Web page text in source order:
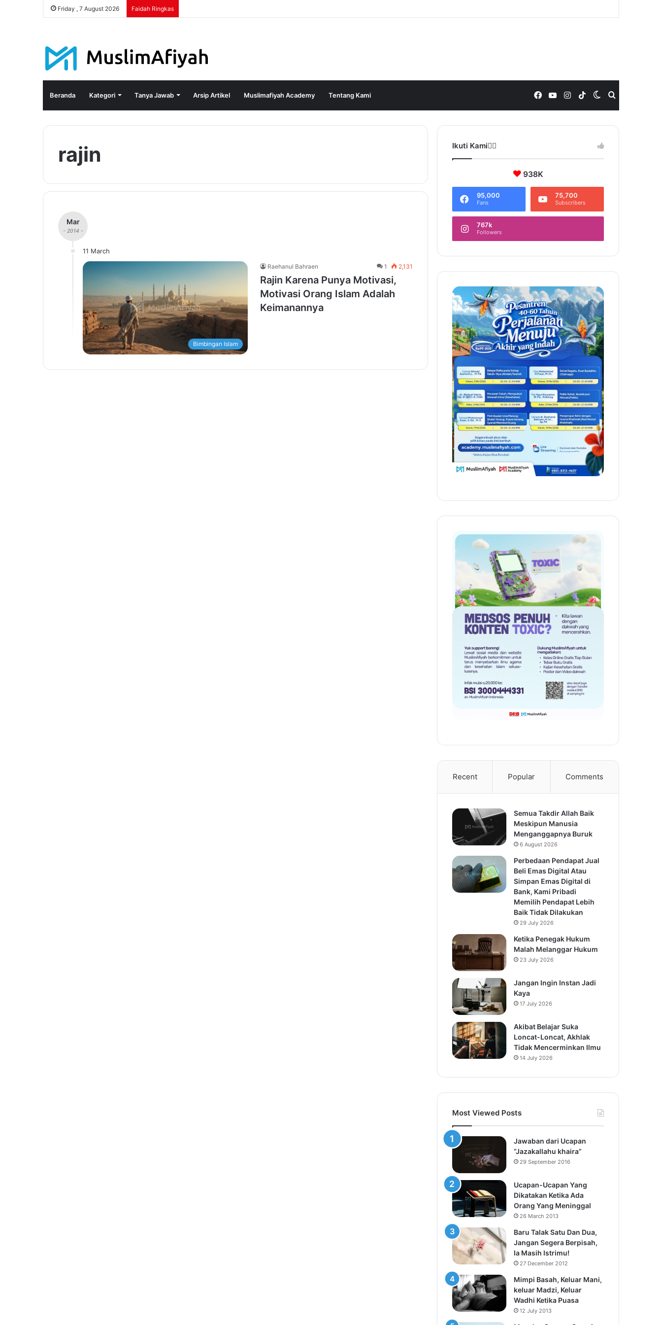
Friday , 7 August 2026 Faidah Ringkas
Beranda Kategori Tanya Jawab Arsip Artikel Muslimafiyah Academy Tentang Kami Switch
skin
TikTok
Instagram
YouTube
Facebook
rajin
Mar
- 2014 -
11 March
Bimbingan Islam
Raehanul Bahraen 1 2,131
Rajin Karena Punya Motivasi,
Motivasi Orang Islam Adalah
Keimanannya
Ikuti Kami❤️‍🔥
938K
95,000
Fans
75,700
Subscribers
767k
Followers
Recent Popular Comments
Semua Takdir Allah Baik
Meskipun Manusia
Menganggapnya Buruk
6 August 2026
Perbedaan Pendapat Jual
Beli Emas Digital Atau
Simpan Emas Digital di
Bank, Kami Pribadi
Memilih Pendapat Lebih
Baik Tidak Dilakukan
29 July 2026
Ketika Penegak Hukum
Malah Melanggar Hukum
23 July 2026
Jangan Ingin Instan Jadi
Kaya
17 July 2026
Akibat Belajar Suka
Loncat-Loncat, Akhlak
Tidak Mencerminkan Ilmu
14 July 2026
Most Viewed Posts
Jawaban dari Ucapan
“Jazakallahu khaira”
29 September 2016
Ucapan-Ucapan Yang
Dikatakan Ketika Ada
Orang Yang Meninggal
26 March 2013
Baru Talak Satu Dan Dua,
Jangan Segera Berpisah,
Ia Masih Istrimu!
27 December 2012
Mimpi Basah, Keluar Mani,
keluar Madzi, Keluar
Wadhi Ketika Puasa
12 July 2013